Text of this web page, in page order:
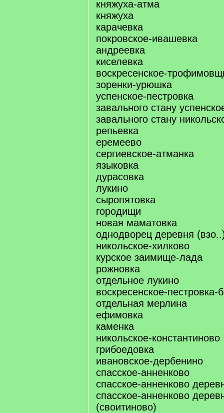
княжуха-атма
княжуха
карачевка
покровское-ивашевка
андреевка
киселевка
воскресенское-
зоренки-урюшка
успенское-пестровка
завального стану
завального стану
репьевка
еремеево
сергиевское-атманка
языковка
дурасовка
лукино
сыропятовка
городищи
новая маматовка
однодворец деревня
никольское-хилково
курское заимище-лада
рожновка
отдельное лукино
воскресенское-пестровка-
отдельная мерлина
ефимовка
каменка
никольское-константиново
грибоедовка
ивановское-дербенино
спасское-анненково
спасское-анненково
спасское-анненково
(своитиново)